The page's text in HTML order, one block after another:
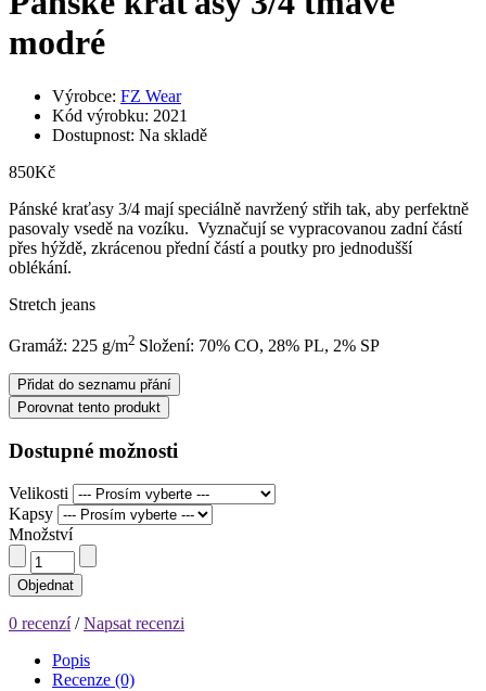
modré
Výrobce: FZ Wear
Kód výrobku: 2021
Dostupnost: Na skladě
850Kč
Pánské kraťasy 3/4 mají speciálně navržený střih tak, aby perfektně
pasovaly vsedě na vozíku. Vyznačují se vypracovanou zadní částí
přes hýždě, zkrácenou přední částí a poutky pro jednodušší
oblékání.
Stretch jeans
Gramáž: 225 g/m2 Složení: 70% CO, 28% PL, 2% SP
Přidat do seznamu přání
Porovnat tento produkt
Dostupné možnosti
Velikosti
Kapsy
Množství
Objednat
0 recenzí/Napsat recenzi
Popis
Recenze (0)